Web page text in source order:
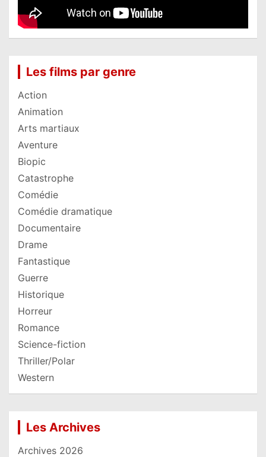
Les films par genre
Action
Animation
Arts martiaux
Aventure
Biopic
Catastrophe
Comédie
Comédie dramatique
Documentaire
Drame
Fantastique
Guerre
Historique
Horreur
Romance
Science-fiction
Thriller/Polar
Western
Les Archives
Archives 2026